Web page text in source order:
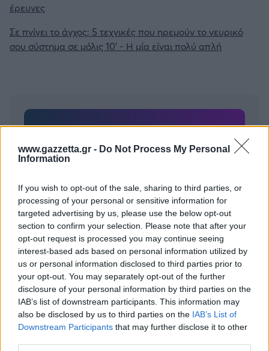
www.gazzetta.gr - Do Not Process My Personal
Information
If you wish to opt-out of the sale, sharing to third parties, or
processing of your personal or sensitive information for
targeted advertising by us, please use the below opt-out
section to confirm your selection. Please note that after your
opt-out request is processed you may continue seeing
interest-based ads based on personal information utilized by
us or personal information disclosed to third parties prior to
your opt-out. You may separately opt-out of the further
disclosure of your personal information by third parties on the
IAB’s list of downstream participants. This information may
also be disclosed by us to third parties on the IAB’s List of
Downstream Participants that may further disclose it to other
έρευνες
Σε πνίγει το άγχος; 5 τεχνικές που ηρεμούν το νευρικό
σου σύστημα σε μόλις 10' - Η μία είναι πολύ απλή
Για να προσθέσεις το σχόλιο
σου πρέπει να συνδεθείς
Εγγραφή Σύνδεση